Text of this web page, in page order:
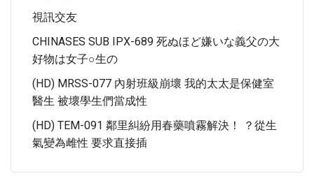
視訊交友
CHINASES SUB IPX-689 死ぬほど嫌いな義父の大
好物は女子○生の
(HD) MRSS-077 內射班級崩壞 我的太太是保健室
醫生 被壞學生們當成性
(HD) TEM-091 鄰里糾紛用春藥噴霧解決！ ？從生
氣變為雌性 要求直接插